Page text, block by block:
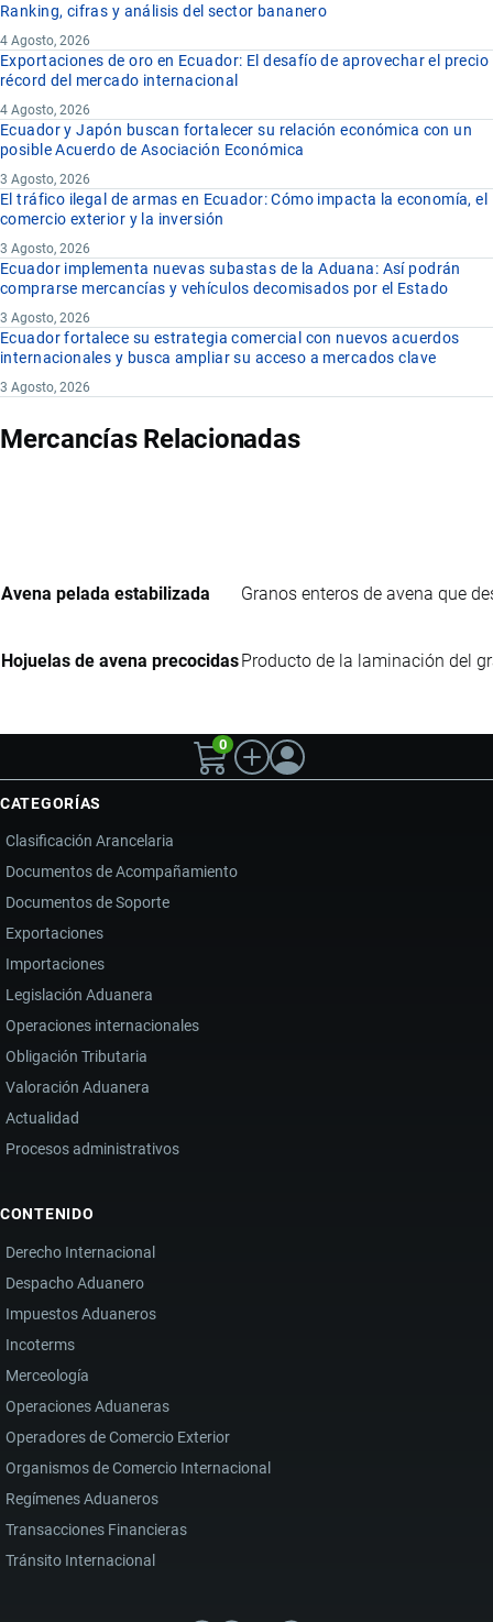
Ranking, cifras y análisis del sector bananero
4 Agosto, 2026
Exportaciones de oro en Ecuador: El desafío de aprovechar el precio
récord del mercado internacional
4 Agosto, 2026
Ecuador y Japón buscan fortalecer su relación económica con un
posible Acuerdo de Asociación Económica
3 Agosto, 2026
El tráfico ilegal de armas en Ecuador: Cómo impacta la economía, el
comercio exterior y la inversión
3 Agosto, 2026
Ecuador implementa nuevas subastas de la Aduana: Así podrán
comprarse mercancías y vehículos decomisados por el Estado
3 Agosto, 2026
Ecuador fortalece su estrategia comercial con nuevos acuerdos
internacionales y busca ampliar su acceso a mercados clave
3 Agosto, 2026
Mercancías Relacionadas
Avena pelada estabilizada Granos enteros de avena que
Hojuelas de avena precocidas Producto de la laminación del
0
CATEGORÍAS
Clasificación Arancelaria
Documentos de Acompañamiento
Documentos de Soporte
Exportaciones
Importaciones
Legislación Aduanera
Operaciones internacionales
Obligación Tributaria
Valoración Aduanera
Actualidad
Procesos administrativos
CONTENIDO
Derecho Internacional
Despacho Aduanero
Impuestos Aduaneros
Incoterms
Merceología
Operaciones Aduaneras
Operadores de Comercio Exterior
Organismos de Comercio Internacional
Regímenes Aduaneros
Transacciones Financieras
Tránsito Internacional